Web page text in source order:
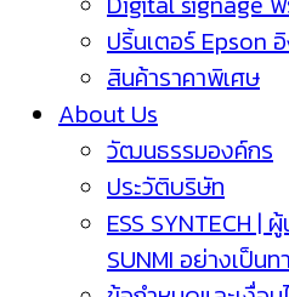
ปริ้นเตอร์ Epson
สินค้าราคาพิเศษ
About Us
วัฒนธรรมองค์กร
ประวัติบริษัท
ESS SYNTECH |
SUNMI อย่างเป็นท